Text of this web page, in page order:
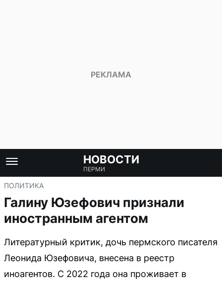
НОВОСТИ
ПЕРМИ
ПОЛИТИКА
Галину Юзефович признали
иностранным агентом
Литературный критик, дочь пермского писателя
Леонида Юзефовича, внесена в реестр
иноагентов. С 2022 года она проживает в